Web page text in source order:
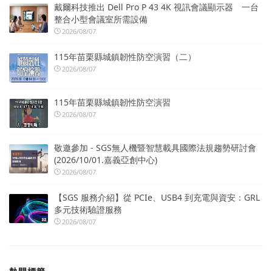
戴爾科技推出 Dell Pro P 43 4K 視訊會議顯示器 一台
整合小型會議室所需設備
2026/08/07
115年苗栗縣城鎮韌性防空演習（二）
2026/08/07
115年苗栗縣城鎮韌性防空演習
2026/08/07
敬邀參加 - SGS無人機暨智慧載具國際法規趨勢研討會
(2026/10/01.嘉義亞創中心)
2026/08/07
【SGS 服務介紹】從 PCIe、USB4 到充電與資安：GRL
多元技術驗證服務
2026/08/07